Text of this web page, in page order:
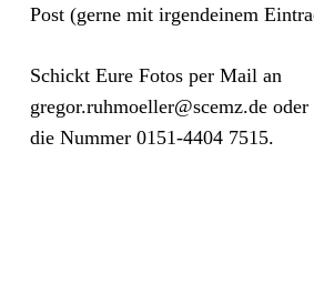
Post (gerne mit irgendeinem
Schickt Eure Fotos per Mail an
gregor.ruhmoeller@scemz.de
die Nummer 0151-4404 7515.